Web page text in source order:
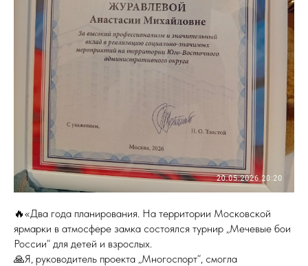
🔥«Два года планирования. На территории Московской
ярмарки в атмосфере замка состоялся турнир „Мечевые бои
России“ для детей и взрослых.
🙏Я, руководитель проекта „Многоспорт“, смогла